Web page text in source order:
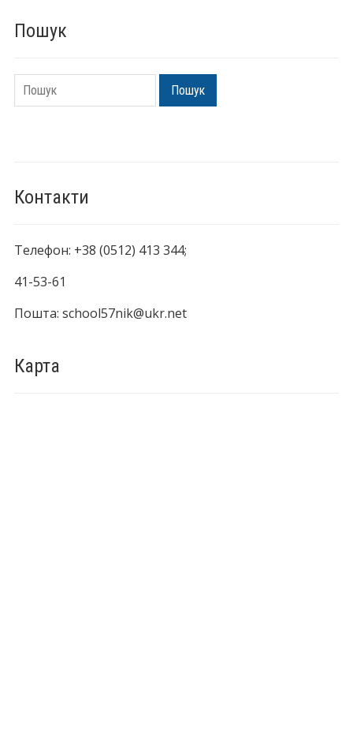
Пошук
Пошук Пошук
Контакти
Телефон: +38 (0512) 413 344;
41-53-61
Пошта: school57nik@ukr.net
Карта